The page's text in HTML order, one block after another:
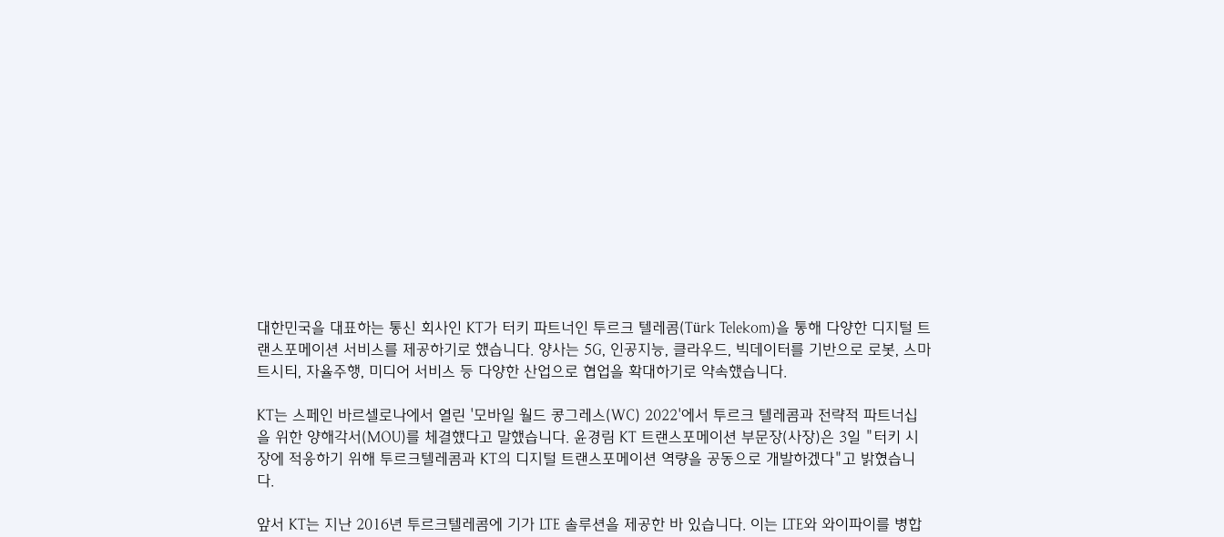
대한민국을 대표하는 통신 회사인 KT가 터키 파트너인 투르크 텔레콤(Türk Telekom)을 통해 다양한 디지털 트
랜스포메이션 서비스를 제공하기로 했습니다. 양사는 5G, 인공지능, 클라우드, 빅데이터를 기반으로 로봇, 스마
트시티, 자율주행, 미디어 서비스 등 다양한 산업으로 협업을 확대하기로 약속했습니다.
KT는 스페인 바르셀로나에서 열린 '모바일 월드 콩그레스(WC) 2022'에서 투르크 텔레콤과 전략적 파트너십
을 위한 양해각서(MOU)를 체결했다고 말했습니다. 윤경림 KT 트랜스포메이션 부문장(사장)은 3일 "터키 시
장에 적응하기 위해 투르크텔레콤과 KT의 디지털 트랜스포메이션 역량을 공동으로 개발하겠다"고 밝혔습니
다.
앞서 KT는 지난 2016년 투르크텔레콤에 기가 LTE 솔루션을 제공한 바 있습니다. 이는 LTE와 와이파이를 병합